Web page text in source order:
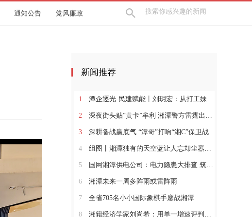
通知公告 党风廉政
新闻推荐
1 潭企逐光·民建赋能丨刘玥宏：从打工妹到暖通“娘子军”领军人
2 深夜街头贴“黄卡”牟利 湘潭警方雷霆出击依法行政拘留
3 深耕备战赢底气 “潭哥”打响“湘C”保卫战
4 组图丨湘潭独有的天空蓝让人忘却尘嚣，沉醉其中
5 国网湘潭供电公司：电力隐患大排查 筑牢安全“防护网”
6 湘潭未来一周多阵雨或雷阵雨
7 全省705名小小国际象棋手鏖战湘潭
8 湘籍经济学家刘尚希：用单一增速评判区域经济有三大误区